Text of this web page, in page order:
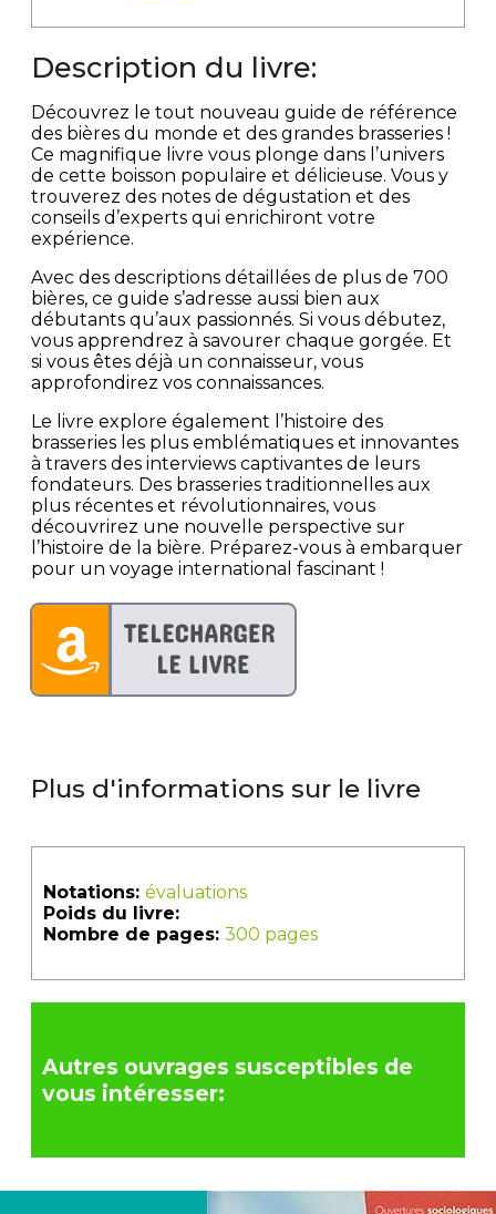
Description du livre:
Découvrez le tout nouveau guide de référence
des bières du monde et des grandes brasseries !
Ce magnifique livre vous plonge dans l’univers
de cette boisson populaire et délicieuse. Vous y
trouverez des notes de dégustation et des
conseils d’experts qui enrichiront votre
expérience.
Avec des descriptions détaillées de plus de 700
bières, ce guide s’adresse aussi bien aux
débutants qu’aux passionnés. Si vous débutez,
vous apprendrez à savourer chaque gorgée. Et
si vous êtes déjà un connaisseur, vous
approfondirez vos connaissances.
Le livre explore également l’histoire des
brasseries les plus emblématiques et innovantes
à travers des interviews captivantes de leurs
fondateurs. Des brasseries traditionnelles aux
plus récentes et révolutionnaires, vous
découvrirez une nouvelle perspective sur
l’histoire de la bière. Préparez-vous à embarquer
pour un voyage international fascinant !
Plus d'informations sur le livre
Notations: évaluations
Poids du livre:
Nombre de pages: 300 pages
Autres ouvrages susceptibles de
vous intéresser: